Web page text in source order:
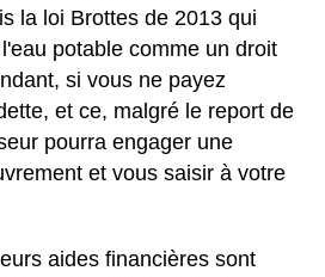
la loi Brottes de 2013 qui
potable comme un droit
si vous ne payez
et ce, malgré le report de
pourra engager une
et vous saisir à votre
aides financières sont